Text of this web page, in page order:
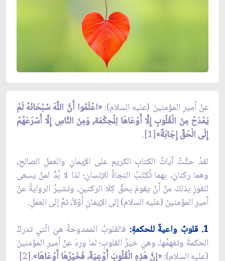
عنْ أميرِ المؤمنينَ (عليه السلام):«اعْلَمُوا أَنَّ اللَّهَ سُبْحَانَهُ لَمْ
يَمْدَحْ مِنَ الْقُلُوبِ إِلَّا أَوْعَاهَا لِلْحِكْمَة،ِ وَمِنَ النَّاسِ إِلَّا أَسْرَعَهُمْ
إِلَى الْحَقِّ إِجَابَةً»[1].
لقدْ حثَّتْ آياتُ الكتابِ الكريمِ على الإيمانِ والعملِ الصالحِ،
وهما ركنانِ، بهما تُكتَبُ النجاةُ للإنسانِ؛ لذا لا بُدَّ لمنْ يسعى
للفوزِ بذلكَ منْ أنْ يقومَ بحقِّ كِلا الركنينِ، وتشيرُ الروايةُ عنْ
أميرِ المؤمنينَ (عليه السلام) إلى الإيمانِ أوّلاً، ثمَّ إلى العملِ.
1. قلوبٌ واعيةٌ للحكمةِ:
فالقلوبُ الممدوحةُ هيَ الّتي تدركُ
الحكمةَ وتفهمُها، وهيَ خيرُ القلوبِ؛ لما وردَ عنْ أميرِ المؤمنينَ
(عليه السلام):«إِنَّ هَذِهِ الْقُلُوبَ أَوْعِيَةٌ، فَخَيْرُهَا أَوْعَاهَا».[2]